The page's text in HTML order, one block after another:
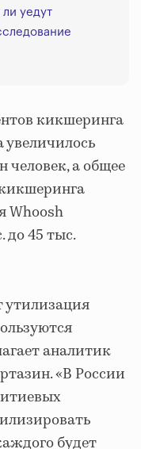
ли уедут
кикшеринга
увеличилось
человек, а общее
Whoosh
до 45 тыс.
утилизация
аналитик
«В России
будет